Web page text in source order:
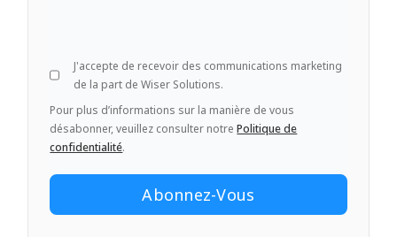
J'accepte de recevoir des communications marketing
de la part de Wiser Solutions.
Pour plus d’informations sur la manière de vous
désabonner, veuillez consulter notrePolitique de
confidentialité.